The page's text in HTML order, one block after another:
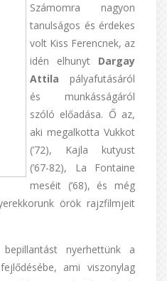
Számomra nagyon
tanulságos és érdekes
volt Kiss Ferencnek, az
idén elhunyt Dargay
Attila pályafutásáról
és munkásságáról
szóló előadása. Ő az,
aki megalkotta Vukkot
(’72), Kajla kutyust
(’67-82), La Fontaine
meséit (’68), és még
örök rajzfilmjeit
nyerhettünk a
ami viszonylag